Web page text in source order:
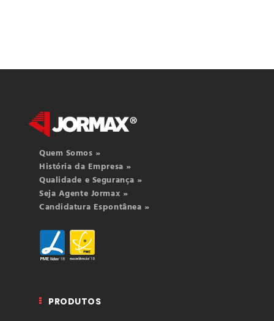
Quem Somos »
História da Empresa »
Qualidade e Segurança »
Seja Agente Jormax »
Candidatura Espontânea »
PRODUTOS